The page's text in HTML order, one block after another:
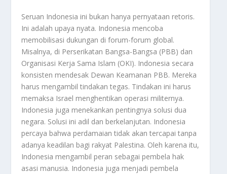
Seruan Indonesia ini bukan hanya pernyataan retoris.
Ini adalah upaya nyata. Indonesia mencoba
memobilisasi dukungan di forum-forum global.
Misalnya, di Perserikatan Bangsa-Bangsa (PBB) dan
Organisasi Kerja Sama Islam (OKI). Indonesia secara
konsisten mendesak Dewan Keamanan PBB. Mereka
harus mengambil tindakan tegas. Tindakan ini harus
memaksa Israel menghentikan operasi militernya.
Indonesia juga menekankan pentingnya solusi dua
negara. Solusi ini adil dan berkelanjutan. Indonesia
percaya bahwa perdamaian tidak akan tercapai tanpa
adanya keadilan bagi rakyat Palestina. Oleh karena itu,
Indonesia mengambil peran sebagai pembela hak
asasi manusia. Indonesia juga menjadi pembela